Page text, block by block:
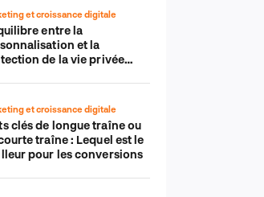
et croissance digitale
entre la
et la
de la vie privée
et croissance digitale
clés de longue traîne ou
traîne : Lequel est le
pour les conversions